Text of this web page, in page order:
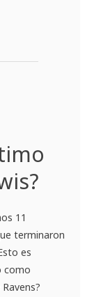
11
terminaron
es
como